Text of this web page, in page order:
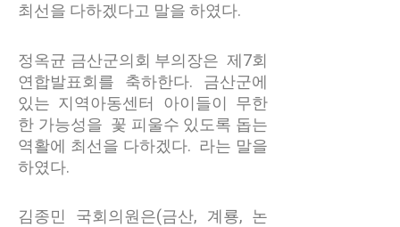
최선을 다하겠다고 말을 하였다.
정옥균 금산군의회 부의장은 제7회
연합발표회를 축하한다. 금산군에
있는 지역아동센터 아이들이 무한
한 가능성을 꽃 피울수 있도록 돕는
역활에 최선을 다하겠다. 라는 말을
하였다.
김종민 국회의원은(금산, 계룡, 논